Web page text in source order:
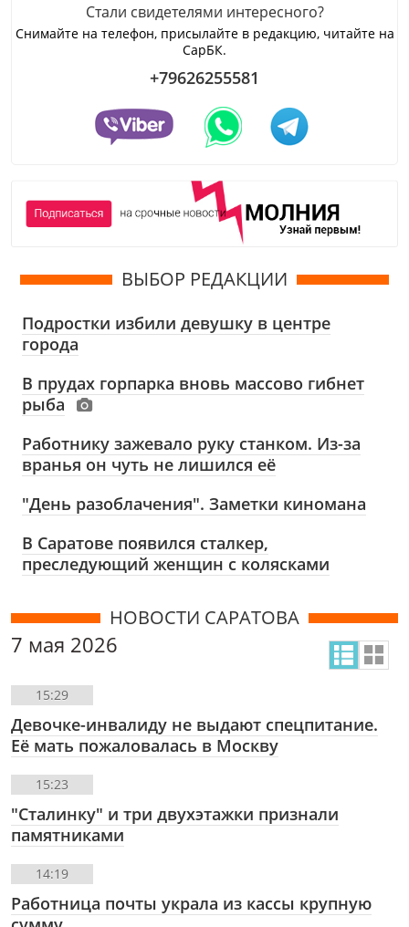
Стали свидетелями интересного?
Снимайте на телефон, присылайте в редакцию, читайте на
СарБК.
+79626255581
ВЫБОР РЕДАКЦИИ
Подростки избили девушку в центре
города
В прудах горпарка вновь массово гибнет
рыба
Работнику зажевало руку станком. Из-за
вранья он чуть не лишился её
"День разоблачения". Заметки киномана
В Саратове появился сталкер,
преследующий женщин с колясками
НОВОСТИ САРАТОВА
7 мая 2026
15:29
Девочке-инвалиду не выдают спецпитание.
Её мать пожаловалась в Москву
15:23
"Сталинку" и три двухэтажки признали
памятниками
14:19
Работница почты украла из кассы крупную